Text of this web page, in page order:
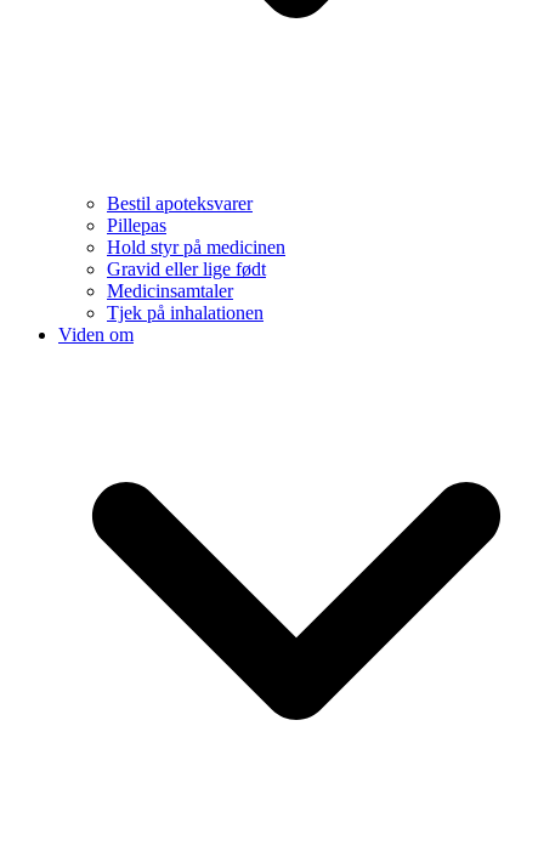
Bestil apoteksvarer
Pillepas
Hold styr på medicinen
Gravid eller lige født
Medicinsamtaler
Tjek på inhalationen
Viden om